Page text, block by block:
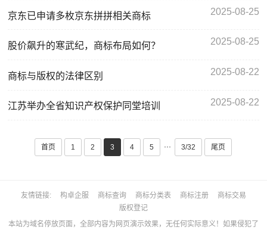
京东已申请多枚京东拼拼相关商标 2025-08-25
股价飙升的寒武纪，商标布局如何？ 2025-08-25
商标与版权的法律区别 2025-08-22
江苏举办全省知识产权保护同堂培训 2025-08-22
首页 1 2 3 4 5 ··· 3/32 尾页
友情链接 构卓企服 商标查询 商标分类表 商标注册
商标交易
版权登记
本站为域名停放页面，全部内容为网页演示效果，无任何实际意义！如果侵犯了